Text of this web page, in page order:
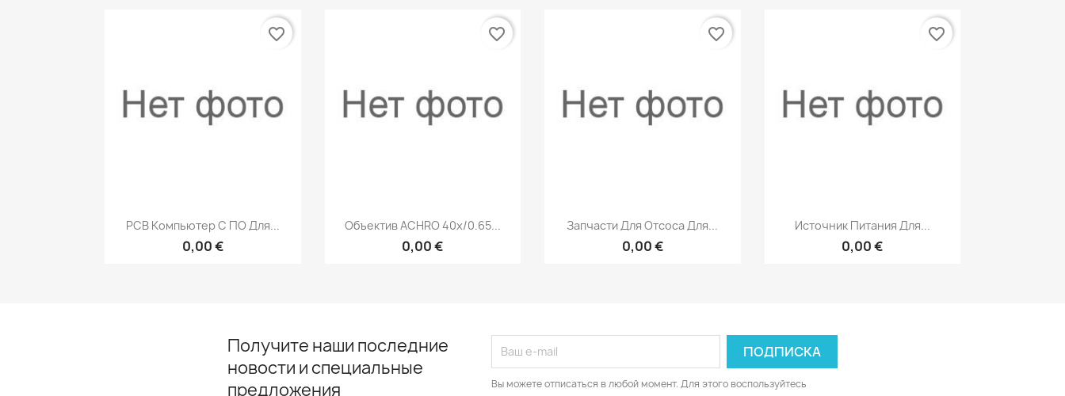
Быстрый просмотр
PCB Компьютер С ПО Для...
0,00 €
favorite_border
Быстрый просмотр
Объектив ACHRO 40x/0.65...
0,00 €
favorite_border
Быстрый просмотр
Запчасти Для Отсоса Для...
0,00 €
favorite_border
Быстрый просмотр
Источник Питания Для...
0,00 €
favorite_border
Получите наши последние
новости и специальные
предложения
Вы можете отписаться в любой момент. Для этого воспользуйтесь